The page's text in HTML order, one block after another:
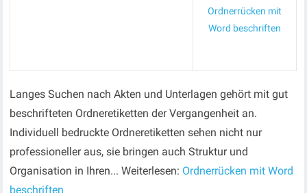
Ordnerrücken mit
Word beschriften
Langes Suchen nach Akten und Unterlagen gehört mit gut
beschrifteten Ordneretiketten der Vergangenheit an.
Individuell bedruckte Ordneretiketten sehen nicht nur
professioneller aus, sie bringen auch Struktur und
Organisation in Ihren... Weiterlesen: Ordnerrücken mit Word
beschriften